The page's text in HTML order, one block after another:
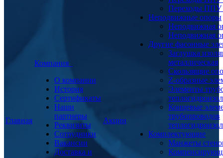
Главная
Компания
О компании
История
Сертификаты
Наши
партнеры
Реквизиты
Сотрудники
Вакансии
Доставка и
Акции
Переходы
Неподвижные опоры
Неподвижная
Неподвижная
Другие фасонные
Заглушка
металлическая
Скользящие
Z-образные
Элементы
Концевые
трубопроводов
Комплектующие
Манжеты